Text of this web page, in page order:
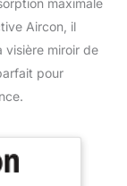
maximale
Aircon, il
visière miroir de
pour